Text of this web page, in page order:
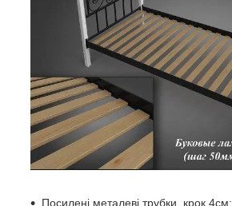
Посилені металеві трубки, крок 4см: